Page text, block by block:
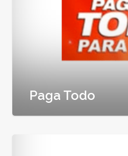
Paga Todo